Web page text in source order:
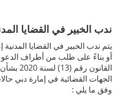
ندب الخبير في القضايا
يتم ندب الخبير في القضايا
القانون
الجهات القضائية في إمارة دبي
وفق ما يلي :